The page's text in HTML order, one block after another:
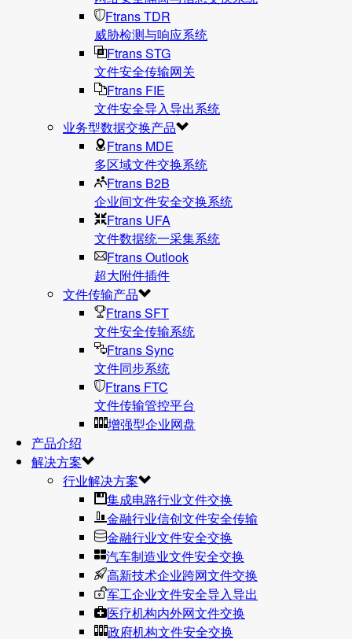
Ftrans TDR
威胁检测与响应系统
Ftrans STG
文件安全传输网关
Ftrans FIE
文件安全导入导出系统
业务型数据交换产品
Ftrans MDE
多区域文件交换系统
Ftrans B2B
企业间文件安全交换系统
Ftrans UFA
文件数据统⼀采集系统
Ftrans Outlook
超大附件插件
文件传输产品
Ftrans SFT
文件安全传输系统
Ftrans Sync
文件同步系统
Ftrans FTC
文件传输管控平台
增强型企业网盘
产品介绍
解决方案
行业解决方案
集成电路行业文件交换
金融行业信创文件安全传输
金融行业文件安全交换
汽车制造业文件安全交换
高新技术企业跨网文件交换
军工企业文件安全导入导出
医疗机构内外网文件交换
政府机构文件安全交换